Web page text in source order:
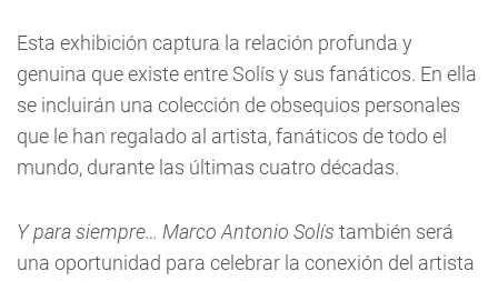
Esta exhibición captura la relación profunda y
genuina que existe entre Solís y sus fanáticos. En ella
se incluirán una colección de obsequios personales
que le han regalado al artista, fanáticos de todo el
mundo, durante las últimas cuatro décadas.
Y para siempre… Marco Antonio Solís también será
una oportunidad para celebrar la conexión del artista